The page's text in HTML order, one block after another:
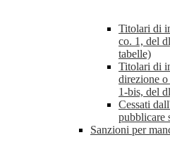
Titolari di
co. 1, del
tabelle)
Titolari di
direzione
1-bis, del
Cessati
pubblicare
Sanzioni per